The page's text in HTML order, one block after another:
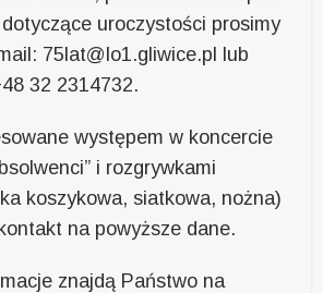
uroczystości prosimy
75lat@lo1.gliwice.pl lub
32 2314732.
występem w koncercie
i rozgrywkami
koszykowa, siatkowa, nożna)
na powyższe dane.
znajdą Państwo na